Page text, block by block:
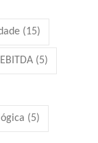
(15)
EBITDA (5)
(5)